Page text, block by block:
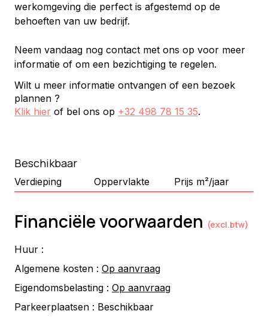
werkomgeving die perfect is afgestemd op de
behoeften van uw bedrijf.
Neem vandaag nog contact met ons op voor meer
informatie of om een bezichtiging te regelen.
Wilt u meer informatie ontvangen of een bezoek
plannen ?
Klik hier of bel ons op +32 498 78 15 35.
Beschikbaar
Verdieping Oppervlakte Prijs m²/jaar
Financiële voorwaarden (excl.btw)
Huur :
Algemene kosten : Op aanvraag
Eigendomsbelasting : Op aanvraag
Parkeerplaatsen : Beschikbaar